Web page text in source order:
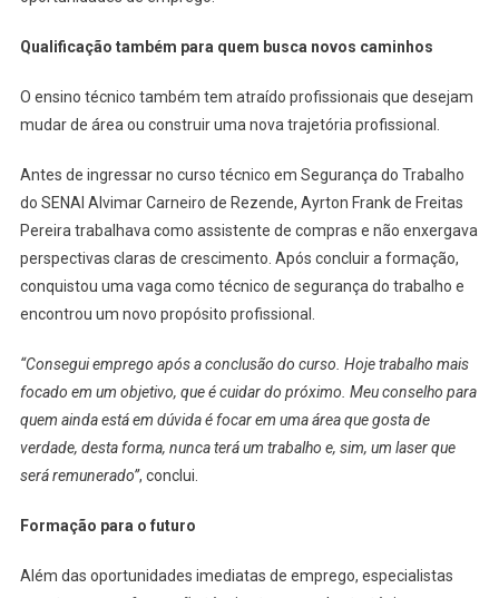
Qualificação também para quem busca novos caminhos
O ensino técnico também tem atraído profissionais que desejam
mudar de área ou construir uma nova trajetória profissional.
Antes de ingressar no curso técnico em Segurança do Trabalho
do SENAI Alvimar Carneiro de Rezende, Ayrton Frank de Freitas
Pereira trabalhava como assistente de compras e não enxergava
perspectivas claras de crescimento. Após concluir a formação,
conquistou uma vaga como técnico de segurança do trabalho e
encontrou um novo propósito profissional.
“Consegui emprego após a conclusão do curso. Hoje trabalho mais
focado em um objetivo, que é cuidar do próximo. Meu conselho para
quem ainda está em dúvida é focar em uma área que gosta de
verdade, desta forma, nunca terá um trabalho e, sim, um laser que
será remunerado”, conclui.
Formação para o futuro
Além das oportunidades imediatas de emprego, especialistas